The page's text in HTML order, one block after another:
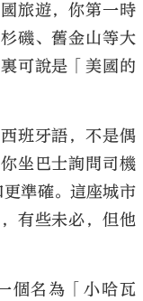
旅遊，你第一時
磯、舊金山等大
可說是「美國的
班牙語，不是偶
坐巴士詢問司機
準確。這座城市
有些未必，但他
個名為「小哈瓦